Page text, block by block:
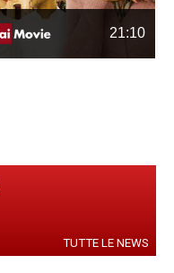
21:10
TUTTE LE NEWS